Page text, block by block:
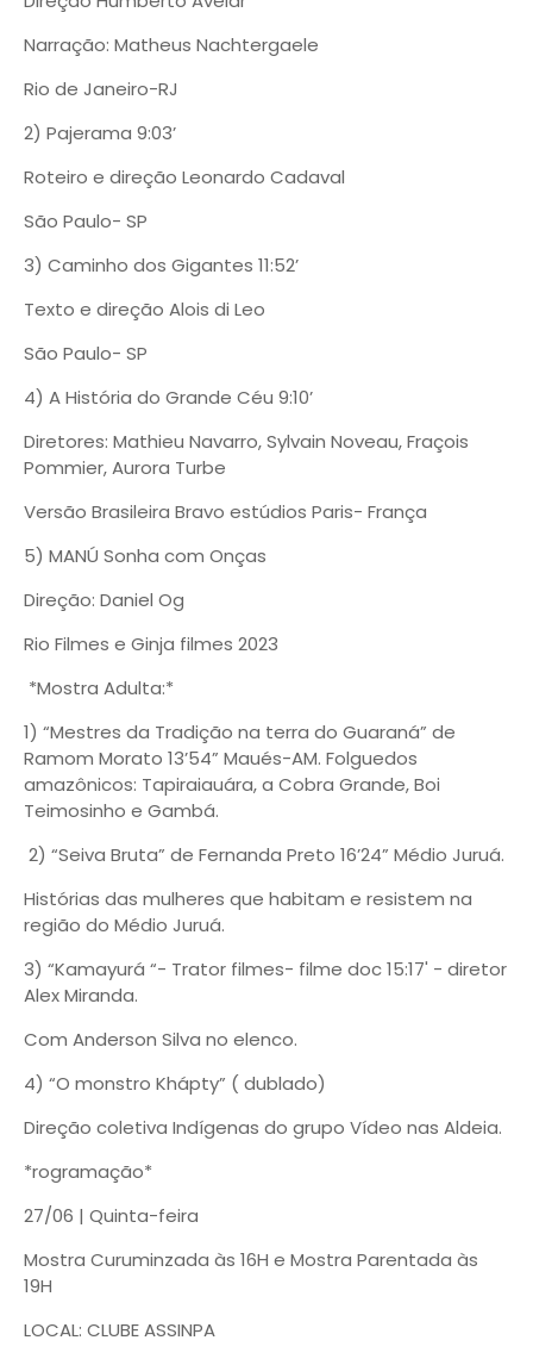
Narração: Matheus Nachtergaele
Rio de Janeiro-RJ
2) Pajerama 9:03’
Roteiro e direção Leonardo Cadaval
São Paulo- SP
3) Caminho dos Gigantes 11:52’
Texto e direção Alois di Leo
São Paulo- SP
4) A História do Grande Céu 9:10’
Diretores: Mathieu Navarro, Sylvain Noveau, Fraçois
Pommier, Aurora Turbe
Versão Brasileira Bravo estúdios Paris- França
5) MANÚ Sonha com Onças
Direção: Daniel Og
Rio Filmes e Ginja filmes 2023
*Mostra Adulta:*
1) “Mestres da Tradição na terra do Guaraná” de
Ramom Morato 13’54” Maués-AM. Folguedos
amazônicos: Tapiraiauára, a Cobra Grande, Boi
Teimosinho e Gambá.
2) “Seiva Bruta” de Fernanda Preto 16’24” Médio Juruá.
Histórias das mulheres que habitam e resistem na
região do Médio Juruá.
3) “Kamayurá “- Trator filmes- filme doc 15:17' - diretor
Alex Miranda.
Com Anderson Silva no elenco.
4) “O monstro Khápty” ( dublado)
Direção coletiva Indígenas do grupo Vídeo nas Aldeia.
*rogramação*
27/06 | Quinta-feira
Mostra Curuminzada às 16H e Mostra Parentada às
19H
LOCAL: CLUBE ASSINPA